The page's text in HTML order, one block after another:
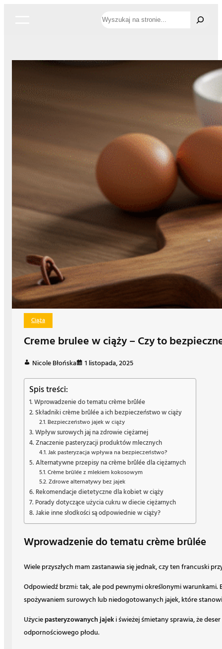
Szukaj
Ciąża
Creme brulee w ciąży – Czy to
Nicole Błońska 1 listopada, 2025
Spis treści:
Wprowadzenie do tematu crème brûlée
Składniki crème brûlée a ich bezpieczeństwo w ciąży
Bezpieczeństwo jajek w ciąży
Wpływ surowych jaj na zdrowie ciężarnej
Znaczenie pasteryzacji produktów mlecznych
Jak pasteryzacja wpływa na bezpieczeństwo?
Alternatywne przepisy na crème brûlée dla ciężarnych
Crème brûlée z mlekiem kokosowym
Zdrowe alternatywy bez jajek
Rekomendacje dietetyczne dla kobiet w ciąży
Porady dotyczące użycia cukru w diecie ciężarnych
Jakie inne słodkości są odpowiednie w ciąży?
Wprowadzenie do tematu crème brûlée
Wiele przyszłych mam zastanawia się jednak, czy ten francuski
Odpowiedź brzmi: tak, ale pod pewnymi określonymi
spożywaniem surowych lub niedogotowanych jajek, które
Użyciepasteryzowanych jajeki świeżej śmietany sprawia, że
odpornościowego płodu.